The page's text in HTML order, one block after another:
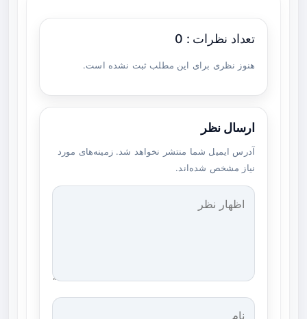
تعداد نظرات : 0
هنوز نظری برای این مطلب ثبت نشده است.
ارسال نظر
آدرس ایمیل شما منتشر نخواهد شد. زمینه‌های مورد
نیاز مشخص شده‌اند.